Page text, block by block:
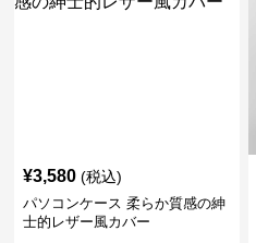
¥3,580 (税込)
パソコンケース 柔らか質感の紳
士的レザー風カバー